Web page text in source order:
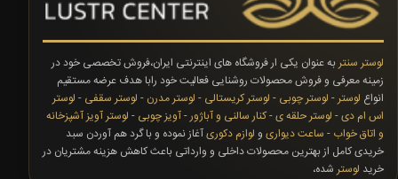
لوستر سنتر به عنوان یکی ار فروشگاه های اینترنتی ایران،فروش تخصصی خود در
زمینه معرفی و فروش محصولات روشنایی فعالیت خود رابا هدف عرضه مستقیم
انواع لوستر - لوستر چوبی - لوستر کریستالی - لوستر مدرن - لوستر سقفی - لوستر
اس ام دی- لوستر حلقه ی-کنار سالنی و آباژور-آویز چوبی - لوستر آویز آشپزخانه
و اتاق خواب - ساعت دیواری و لوازم دکوریآغاز نموده و با گرد هم آوردن سبد
خریدی کامل از بهترین محصولات داخلی و وارداتی باعث کاهش هزینه مشتریان در
خرید لوستر شده،